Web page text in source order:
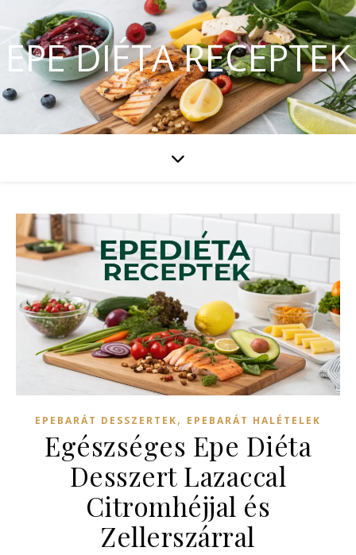
EPE DIÉTA RECEPTEK
EPEBARÁT DESSZERTEK, EPEBARÁT HALÉTELEK
Egészséges Epe Diéta
Desszert Lazaccal
Citromhéjjal és
Zellerszárral